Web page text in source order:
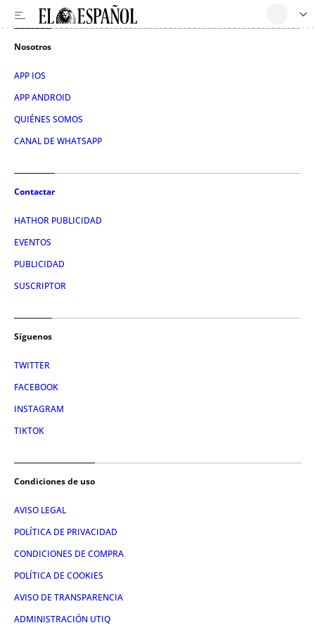
Nosotros
APP IOS
APP ANDROID
QUIÉNES SOMOS
CANAL DE WHATSAPP
Contactar
HATHOR PUBLICIDAD
EVENTOS
PUBLICIDAD
SUSCRIPTOR
Síguenos
TWITTER
FACEBOOK
INSTAGRAM
TIKTOK
Condiciones de uso
AVISO LEGAL
POLÍTICA DE PRIVACIDAD
CONDICIONES DE COMPRA
POLÍTICA DE COOKIES
AVISO DE TRANSPARENCIA
ADMINISTRACIÓN UTIQ